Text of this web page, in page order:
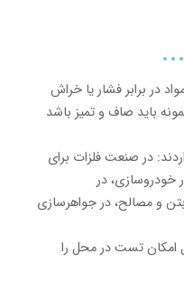
در برابر فشار یا خراش
باید صاف و تمیز باشد
در صنعت فلزات برای
خودروسازی، در
مصالح، در جواهرسازی
امکان تست در محل را